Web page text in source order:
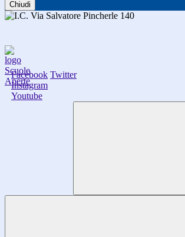
Chiudi
Facebook Twitter
Instagram
Youtube